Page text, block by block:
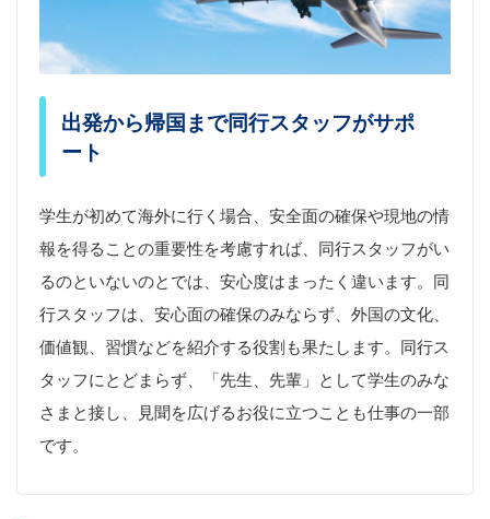
出発から帰国まで同行スタッフがサポ
ート
学生が初めて海外に行く場合、安全面の確保や現地の情
報を得ることの重要性を考慮すれば、同行スタッフがい
るのといないのとでは、安心度はまったく違います。同
行スタッフは、安心面の確保のみならず、外国の文化、
価値観、習慣などを紹介する役割も果たします。同行ス
タッフにとどまらず、「先生、先輩」として学生のみな
さまと接し、見聞を広げるお役に立つことも仕事の一部
です。